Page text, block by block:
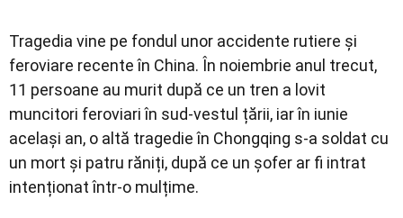
Tragedia vine pe fondul unor accidente rutiere și
feroviare recente în China. În noiembrie anul trecut,
11 persoane au murit după ce un tren a lovit
muncitori feroviari în sud-vestul țării, iar în iunie
același an, o altă tragedie în Chongqing s-a soldat cu
un mort și patru răniți, după ce un șofer ar fi intrat
intenționat într-o mulțime.